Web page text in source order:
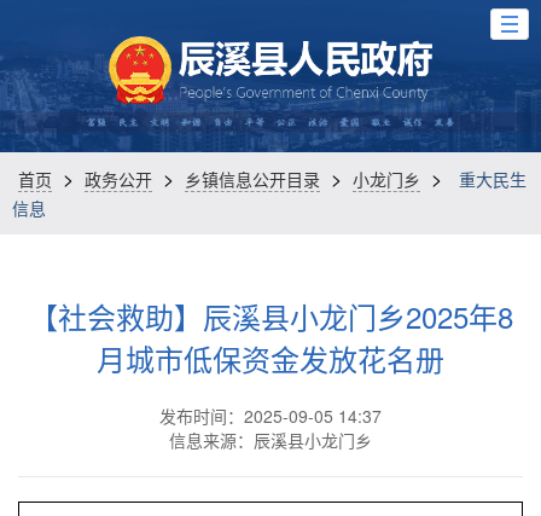
首页 > 政务公开 > 乡镇信息公开目录 > 小龙门乡 >
重大民生
信息
【社会救助】辰溪县小龙门乡2025年8
月城市低保资金发放花名册
发布时间：2025-09-05 14:37
信息来源：辰溪县小龙门乡